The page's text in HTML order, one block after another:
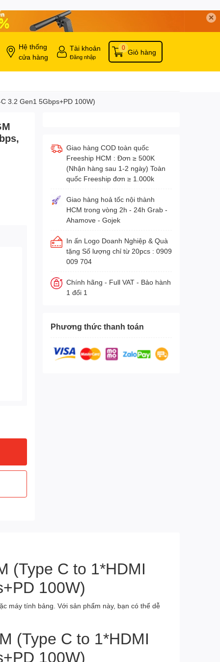
✕
Hệ thống
cửa hàng
Tài khoản
Đăng nhập
Giỏ hàng
0
3.2 Gen1 5Gbps+PD 100W)
Giao hàng COD toàn quốc
Freeship HCM : Đơn ≥ 500K
(Nhận hàng sau 1-2 ngày) Toàn
quốc Freeship đơn ≥ 1.000k
Giao hàng hoả tốc nội thành
HCM trong vòng 2h - 24h Grab -
Ahamove - Gojek
In ấn Logo Doanh Nghiệp & Quà
tặng Số lượng chỉ từ 20pcs : 0909
009 704
Chính hãng - Full VAT - Bảo hành
1 đổi 1
Phương thức thanh toán
(Type C to 1*HDMI
100W)
máy tính bảng. Với sản phẩm này, bạn có thể dễ
(Type C to 1*HDMI
100W)